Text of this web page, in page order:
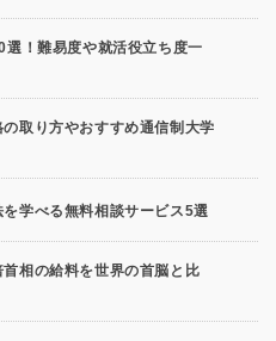
！難易度や就活役立ち度一
取り方やおすすめ通信制大学
学べる無料相談サービス5選
相の給料を世界の首脳と比